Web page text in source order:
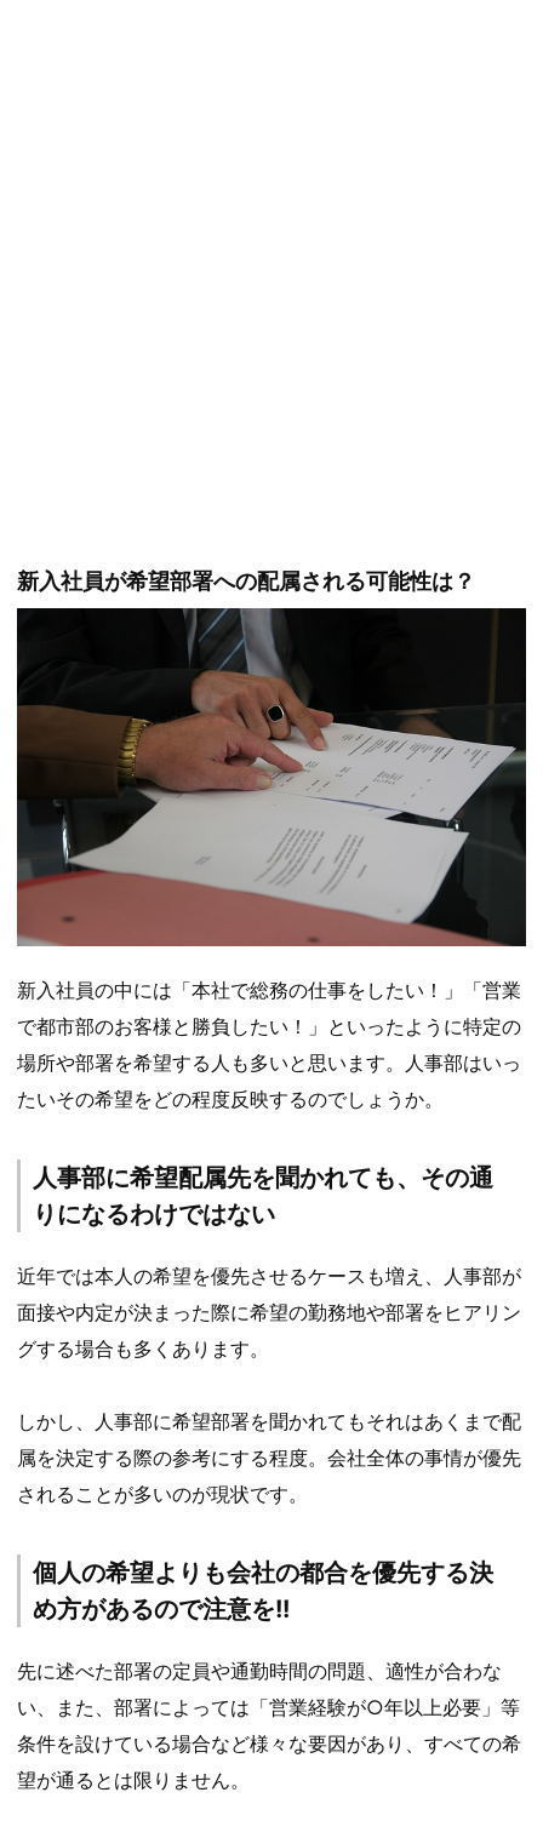
新入社員が希望部署への配属される可能性は？
新入社員の中には「本社で総務の仕事をしたい！」「営業
で都市部のお客様と勝負したい！」といったように特定の
場所や部署を希望する人も多いと思います。人事部はいっ
たいその希望をどの程度反映するのでしょうか。
人事部に希望配属先を聞かれても、その通
りになるわけではない
近年では本人の希望を優先させるケースも増え、人事部が
面接や内定が決まった際に希望の勤務地や部署をヒアリン
グする場合も多くあります。
しかし、人事部に希望部署を聞かれてもそれはあくまで配
属を決定する際の参考にする程度。会社全体の事情が優先
されることが多いのが現状です。
個人の希望よりも会社の都合を優先する決
め方があるので注意を!!
先に述べた部署の定員や通勤時間の問題、適性が合わな
い、また、部署によっては「営業経験が○年以上必要」等
条件を設けている場合など様々な要因があり、すべての希
望が通るとは限りません。